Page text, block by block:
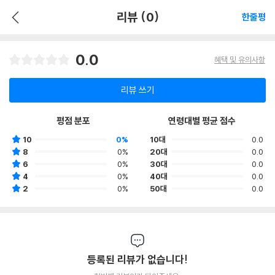
리뷰 (0) 한줄평
0.0 혜택 및 유의사항
리뷰 쓰기
평점 분포
10
0%
8
0%
6
0%
4
0%
2
0%
연령대별 평균 점수
10대
0.0
20대
0.0
30대
0.0
40대
0.0
50대
0.0
등록된 리뷰가 없습니다!